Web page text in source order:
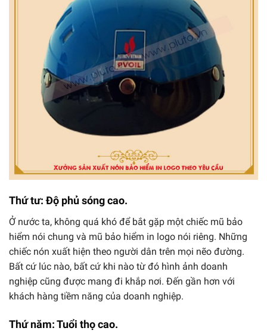
Thứ tư: Độ phủ sóng cao.
Ở nước ta, không quá khó để bắt gặp một chiếc mũ bảo
hiểm nói chung và mũ bảo hiểm in logo nói riêng. Những
chiếc nón xuất hiện theo người dân trên mọi nẽo đường.
Bất cứ lúc nào, bất cứ khi nào từ đó hình ảnh doanh
nghiệp cũng được mang đi khắp nơi. Đến gần hơn với
khách hàng tiềm năng của doanh nghiệp.
Thứ năm: Tuổi thọ cao.